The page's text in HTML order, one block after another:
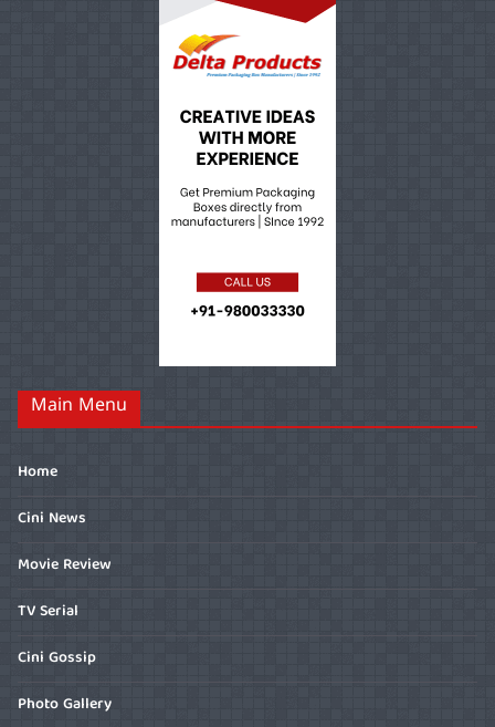
Main Menu
Home
Cini News
Movie Review
TV Serial
Cini Gossip
Photo Gallery